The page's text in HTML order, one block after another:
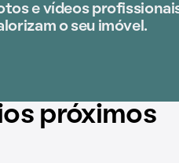
e vídeos
o seu imóvel.
próximos